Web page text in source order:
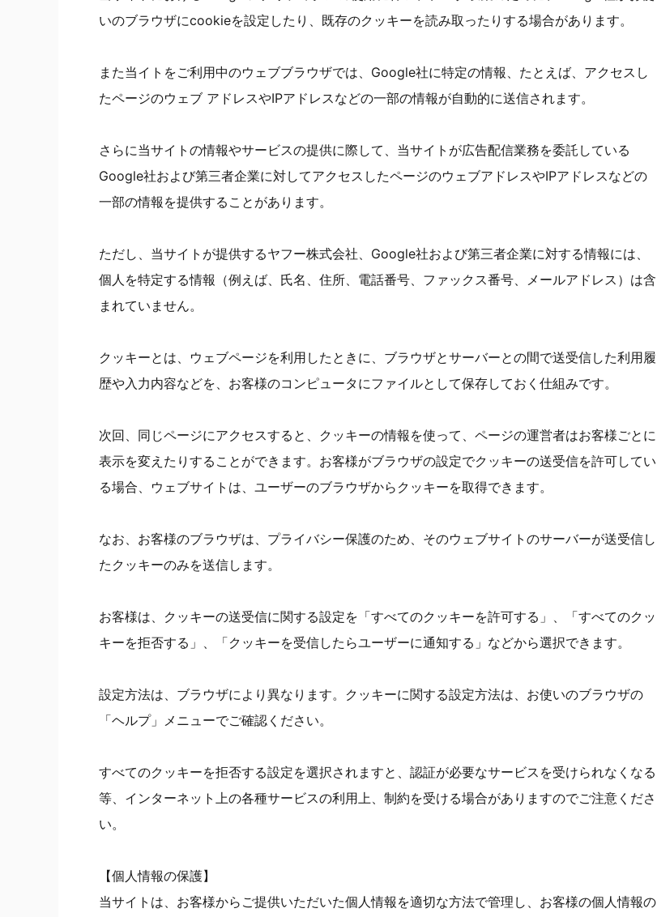
いのブラウザにcookieを設定したり、既存のクッキーを読み取ったりする場合があります。
また当イトをご利用中のウェブブラウザでは、Google社に特定の情報、たとえば、アクセスし
たページのウェブ アドレスやIPアドレスなどの一部の情報が自動的に送信されます。
さらに当サイトの情報やサービスの提供に際して、当サイトが広告配信業務を委託している
Google社および第三者企業に対してアクセスしたページのウェブアドレスやIPアドレスなどの
一部の情報を提供することがあります。
ただし、当サイトが提供するヤフー株式会社、Google社および第三者企業に対する情報には、
個人を特定する情報（例えば、氏名、住所、電話番号、ファックス番号、メールアドレス）は含
まれていません。
クッキーとは、ウェブページを利用したときに、ブラウザとサーバーとの間で送受信した利用履
歴や入力内容などを、お客様のコンピュータにファイルとして保存しておく仕組みです。
次回、同じページにアクセスすると、クッキーの情報を使って、ページの運営者はお客様ごとに
表示を変えたりすることができます。お客様がブラウザの設定でクッキーの送受信を許可してい
る場合、ウェブサイトは、ユーザーのブラウザからクッキーを取得できます。
なお、お客様のブラウザは、プライバシー保護のため、そのウェブサイトのサーバーが送受信し
たクッキーのみを送信します。
お客様は、クッキーの送受信に関する設定を「すべてのクッキーを許可する」、「すべてのクッ
キーを拒否する」、「クッキーを受信したらユーザーに通知する」などから選択できます。
設定方法は、ブラウザにより異なります。クッキーに関する設定方法は、お使いのブラウザの
「ヘルプ」メニューでご確認ください。
すべてのクッキーを拒否する設定を選択されますと、認証が必要なサービスを受けられなくなる
等、インターネット上の各種サービスの利用上、制約を受ける場合がありますのでご注意くださ
い。
【個人情報の保護】
当サイトは、お客様からご提供いただいた個人情報を適切な方法で管理し、お客様の個人情報の